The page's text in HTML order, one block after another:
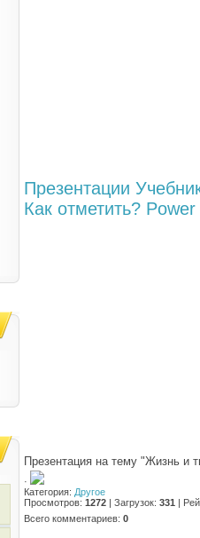
Презентации
Как отметить?
Презентация на тему "Жизнь и
·
Категория: Другое
Просмотров: 1272 | Загрузок: 331 |
Всего комментариев: 0